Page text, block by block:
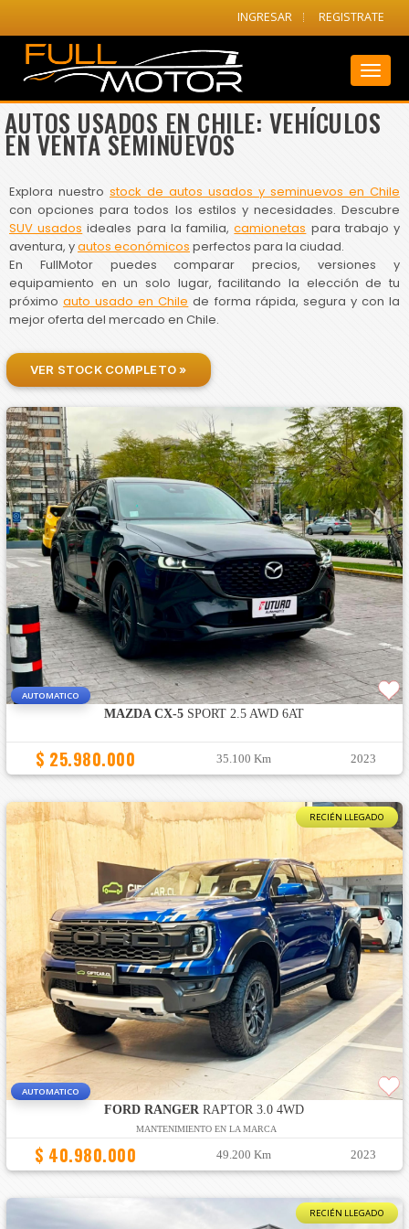
INGRESAR REGISTRATE
AUTOS USADOS EN CHILE: VEHÍCULOS
EN VENTA SEMINUEVOS
Explora nuestro stock de autos usados y seminuevos en Chile
con opciones para todos los estilos y necesidades. Descubre
SUV usados ideales para la familia,camionetas para trabajo y
aventura, yautos económicos perfectos para la ciudad.
En FullMotor puedes comparar precios, versiones y
equipamiento en un solo lugar, facilitando la elección de tu
próximoauto usado en Chile de forma rápida, segura y con la
mejor oferta del mercado en Chile.
VER STOCK COMPLETO »
AUTOMATICO
MAZDA CX-5 SPORT 2.5 AWD 6AT
$ 25.980.000 35.100 Km 2023
RECIÉN LLEGADO
AUTOMATICO
FORD RANGERRAPTOR 3.0 4WD
MANTENIMIENTO EN LA MARCA
$ 40.980.000 49.200 Km 2023
RECIÉN LLEGADO